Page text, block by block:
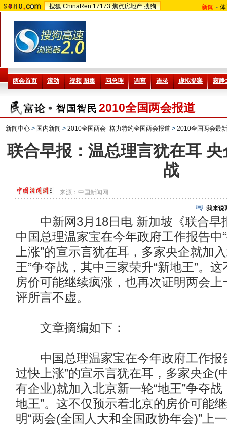
搜狐 ChinaRen 17173 焦点房地产 搜狗 新闻 -
2010全国两会报道
新闻中心 > 国内新闻 > 2010全国两会_格力特约全国两会报道 > 2010全国两会最
联合早报：温总理言犹在耳
战
来源： 中国新闻网
我来说
中新网3月18日电 新加坡《联合早
中国总理温家宝在今年政府工作报告中
上涨”的宣示言犹在耳，多家央企就加
王”争夺战，其中三家荣升“新地王”。
房价可能继续疯涨，也再次证明两会
评所言不虚。
文章摘编如下：
中国总理温家宝在今年政府工作报
过快上涨”的宣示言犹在耳，多家央企(
有企业)就加入北京新一轮“地王”争夺战
地王”。这不仅预示着北京的房价可能
明“两会(全国人大和全国政协年会)”上